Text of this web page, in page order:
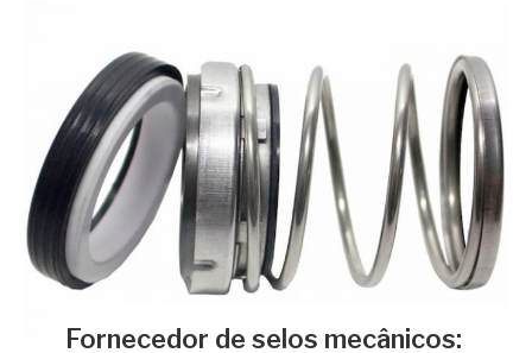
Fornecedor de selos mecânicos: